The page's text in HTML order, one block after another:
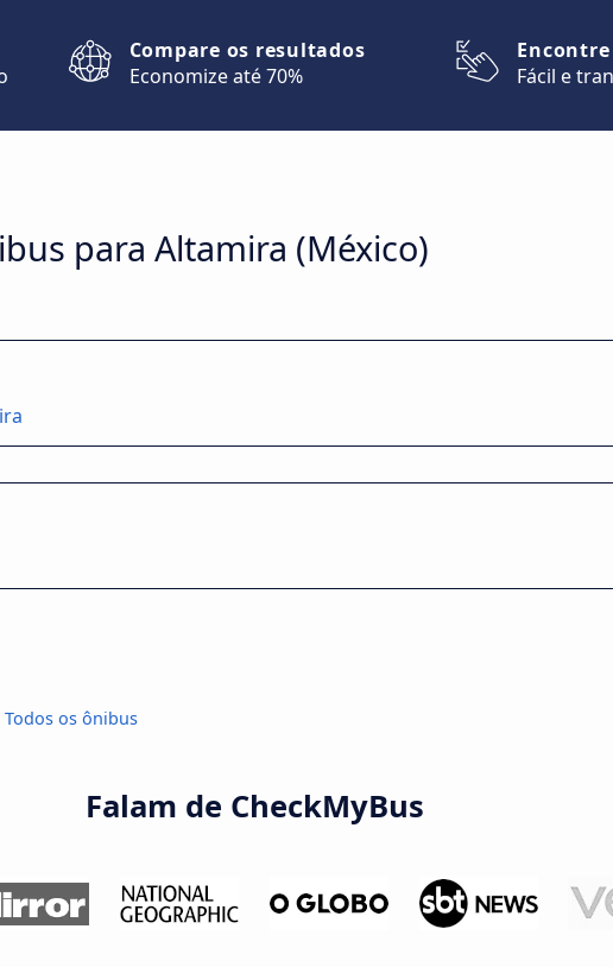
Compare os resultados
Economize até 70%
Fácil e
para Altamira (México)
Todos os ônibus
Falam de CheckMyBus